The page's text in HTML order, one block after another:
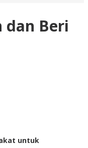
dan Beri
untuk